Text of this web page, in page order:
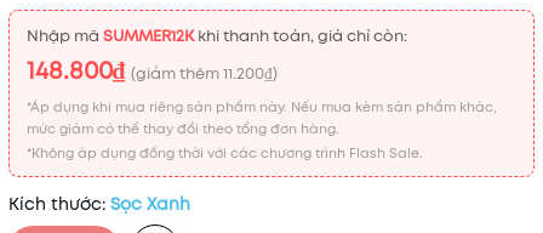
Nhập mã SUMMER12Kkhi thanh toán, giá chỉ còn:
148.800₫ (giảm thêm11.200₫)
*Áp dụng khi mua riêng sản phẩm này. Nếu mua kèm sản phẩm khác,
mức giảm có thể thay đổi theo tổng đơn hàng.
*Không áp dụng đồng thời với các chương trình Flash Sale.
Kích thước: Sọc Xanh
Mã khuyến mãi:
Điều kiện: